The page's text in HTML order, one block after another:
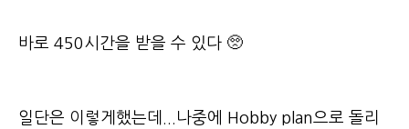
바로 450시간을 받을 수 있다 🥺
일단은 이렇게했는데...나중에 Hobby plan으로 돌리